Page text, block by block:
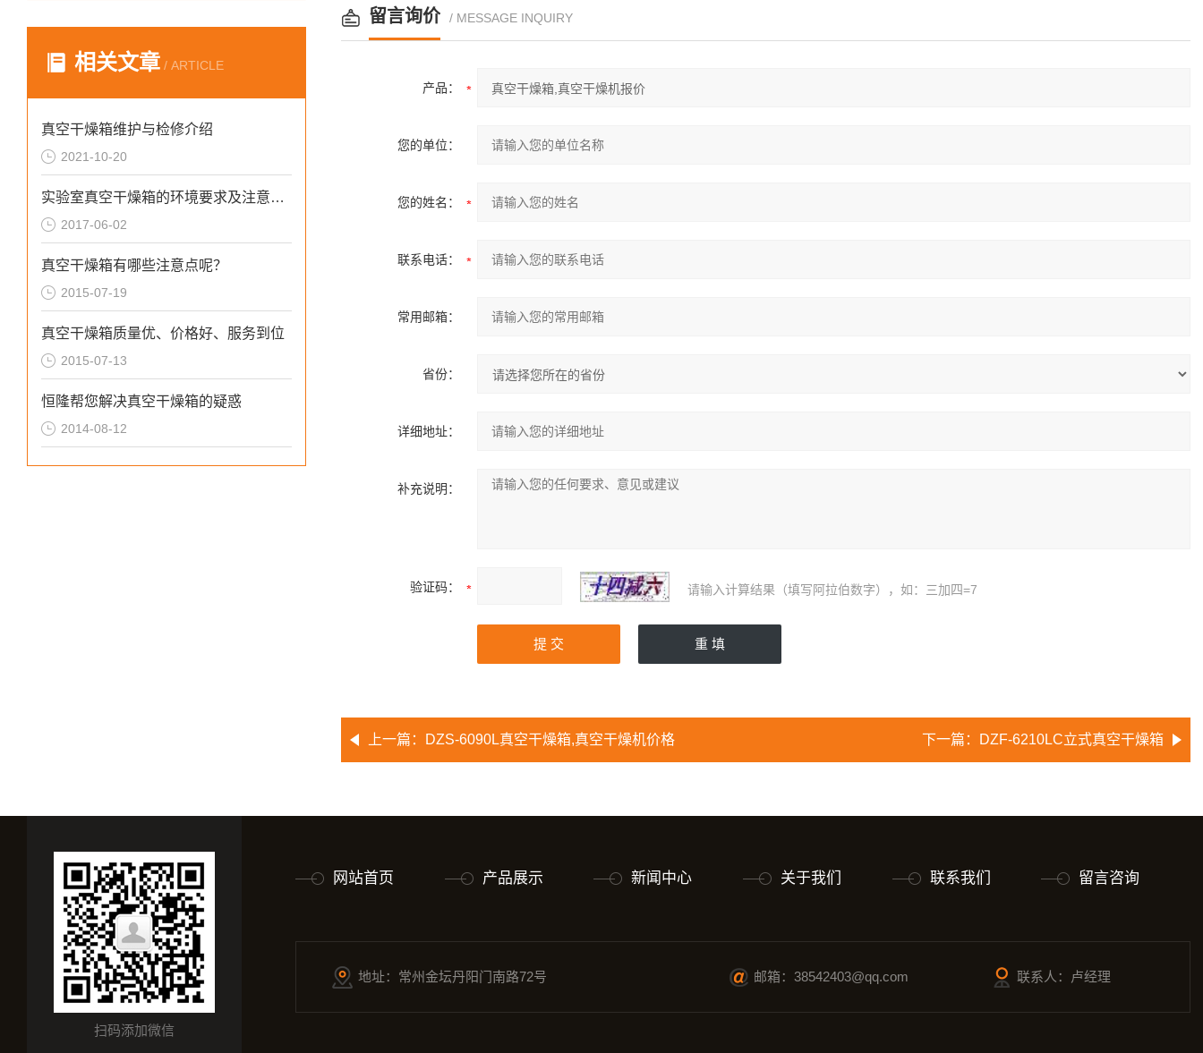
相关文章 / ARTICLE
真空干燥箱维护与检修介绍
2021-10-20
实验室真空干燥箱的环境要求及注意事项
2017-06-02
真空干燥箱有哪些注意点呢？
2015-07-19
真空干燥箱质量优、价格好、服务到位
2015-07-13
恒隆帮您解决真空干燥箱的疑惑
2014-08-12
留言询价 / MESSAGE INQUIRY
产品：
您的单位：
您的姓名：
联系电话：
常用邮箱：
省份：
详细地址：
补充说明：
验证码： 请输入计算结果（填写阿拉伯数字），如：三加四=7
上一篇： DZS-6090L真空干燥箱,真空干燥机价格 下一篇： DZF-6210LC立式真空干燥箱
扫码添加微信
网站首页 产品展示 新闻中心 关于我们 联系我们 留言咨询
地址：常州金坛丹阳门南路72号 邮箱：38542403@qq.com 联系人：卢经理